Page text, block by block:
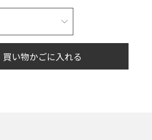
買い物かごに入れる